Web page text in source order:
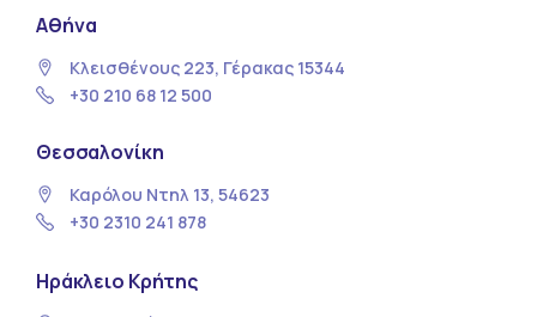
Αθήνα
Κλεισθένους 223, Γέρακας 15344
+30 210 68 12 500
Θεσσαλονίκη
Καρόλου Ντηλ 13, 54623
+30 2310 241 878
Ηράκλειο Κρήτης